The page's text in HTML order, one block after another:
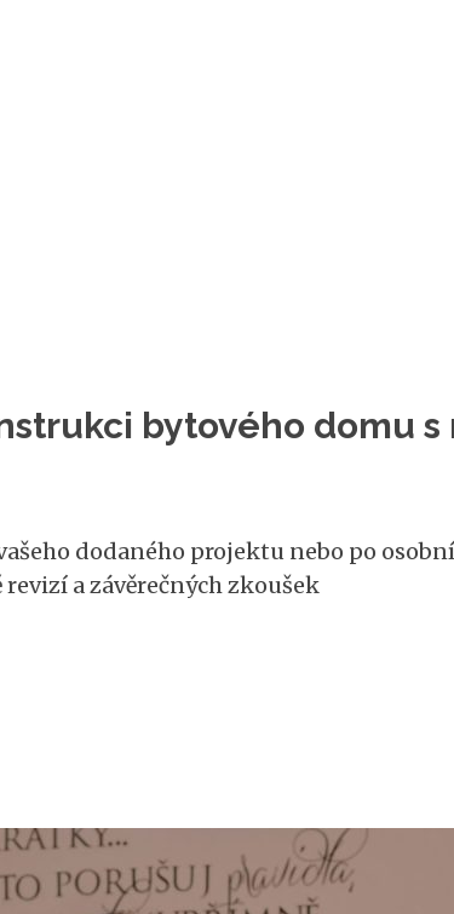
bytového domu s
dodaného projektu nebo po
a závěrečných zkoušek